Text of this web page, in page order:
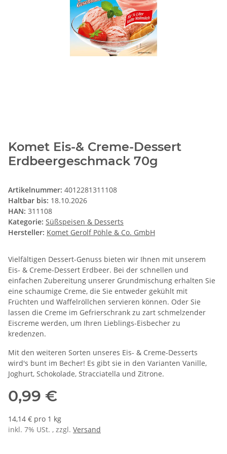
Komet Eis-& Creme-Dessert
Erdbeergeschmack 70g
Artikelnummer: 4012281311108
Haltbar bis: 18.10.2026
HAN: 311108
Kategorie: Süßspeisen & Desserts
Hersteller: Komet Gerolf Pöhle & Co. GmbH
Vielfältigen Dessert-Genuss bieten wir Ihnen mit unserem
Eis- & Creme-Dessert Erdbeer. Bei der schnellen und
einfachen Zubereitung unserer Grundmischung erhalten Sie
eine schaumige Creme, die Sie entweder gekühlt mit
Früchten und Waffelröllchen servieren können. Oder Sie
lassen die Creme im Gefrierschrank zu zart schmelzender
Eiscreme werden, um Ihren Lieblings-Eisbecher zu
kredenzen.
Mit den weiteren Sorten unseres Eis- & Creme-Desserts
wird's bunt im Becher! Es gibt sie in den Varianten Vanille,
Joghurt, Schokolade, Stracciatella und Zitrone.
0,99 €
14,14 € pro 1 kg
inkl. 7% USt. , zzgl. Versand